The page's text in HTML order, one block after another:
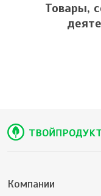
Товары,
Компании